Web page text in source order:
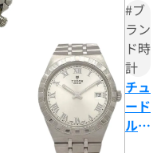
#ブ
ラン
ド時
計
チュ
ード
ルは